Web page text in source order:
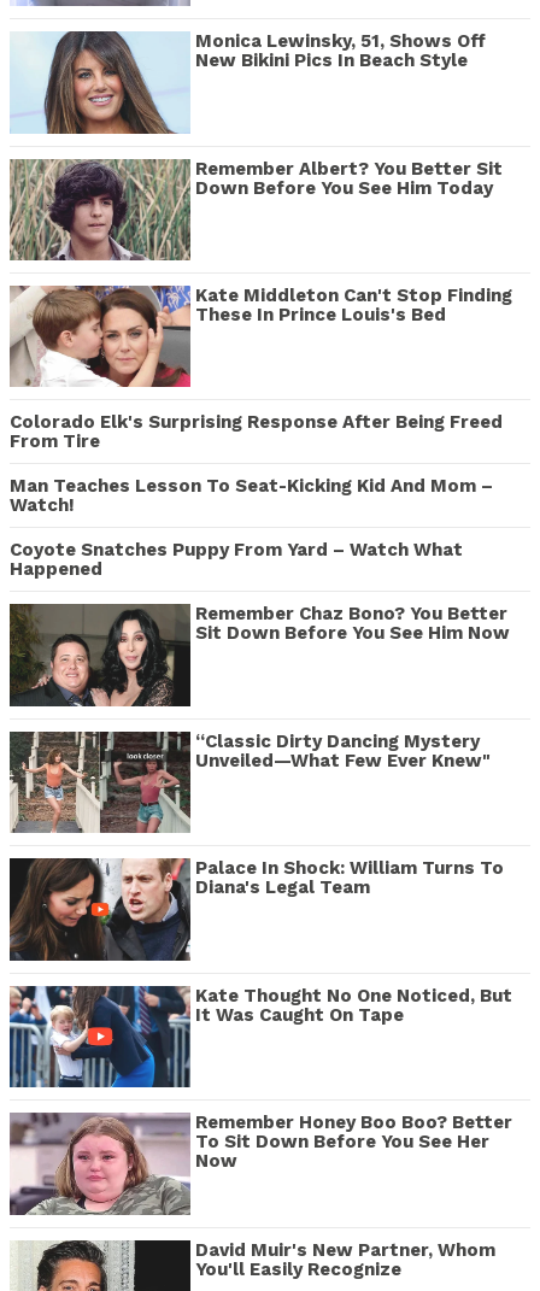
Monica Lewinsky, 51, Shows Off
New Bikini Pics In Beach Style
Remember Albert? You Better Sit
Down Before You See Him Today
Kate Middleton Can't Stop Finding
These In Prince Louis's Bed
Colorado Elk's Surprising Response After Being Freed
From Tire
Man Teaches Lesson To Seat-Kicking Kid And Mom –
Watch!
Coyote Snatches Puppy From Yard – Watch What
Happened
Remember Chaz Bono? You Better
Sit Down Before You See Him Now
“Classic Dirty Dancing Mystery
Unveiled—What Few Ever Knew"
Palace In Shock: William Turns To
Diana's Legal Team
Kate Thought No One Noticed, But
It Was Caught On Tape
Remember Honey Boo Boo? Better
To Sit Down Before You See Her
Now
David Muir's New Partner, Whom
You'll Easily Recognize